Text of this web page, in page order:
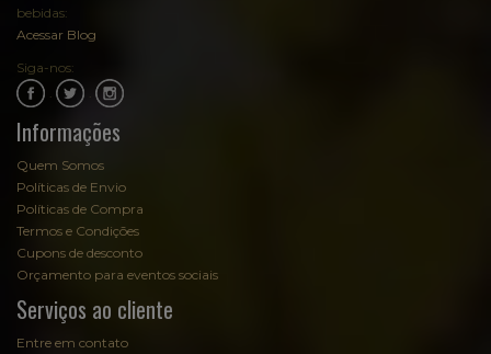
bebidas:
Acessar Blog
Siga-nos:
Informações
Quem Somos
Políticas de Envio
Políticas de Compra
Termos e Condições
Cupons de desconto
Orçamento para eventos sociais
Serviços ao cliente
Entre em contato